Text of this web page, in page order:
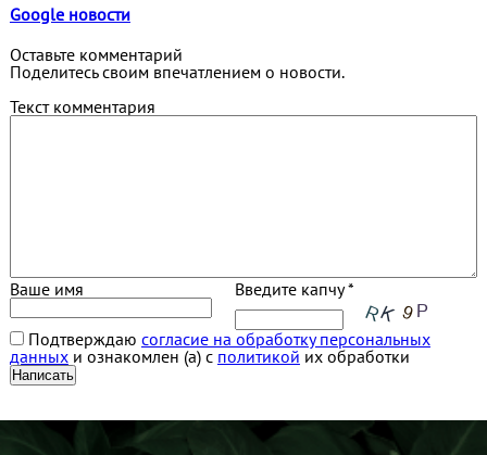
Google новости
Оставьте комментарий
Поделитесь своим впечатлением о новости.
Текст комментария
Ваше имя Введите капчу *
Подтверждаю согласие на обработку персональных
данныхи ознакомлен (а) с политикой их обработки